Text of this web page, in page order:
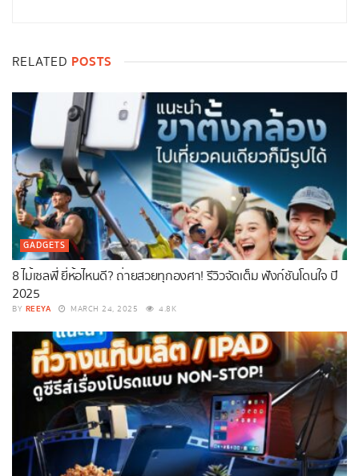
RELATED POSTS
GADGETS
8 ไม้เซลฟี่ ยี่ห้อไหนดี? ถ่ายสวยทุกองศา! รีวิวจัดเต็ม ฟังก์ชันโดนใจ ปี
2025
BY REEYA MARCH 24, 2025 4.8K